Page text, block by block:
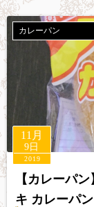
カレーパン
11月
9日
2019
【カレーパ
キ カレーパン